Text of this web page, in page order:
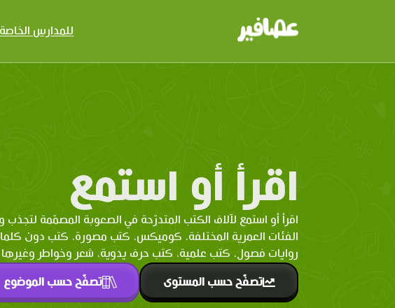
للمدارس الخاصة
اقرأ أو استمع
اقرأ أو استمع لآلاف الكتب المتدرّحة في الصعوبة المصمّمة لتجذب
الفئات العمرية المختلفة. كوميكس، كتب مصورة، كتب دون
روايات فصول، كتب علمية، كتب حرف يدوية، شعر وخواطر وغيرها
تصفّح حسب المستوى تصفّح حسب الموضوع